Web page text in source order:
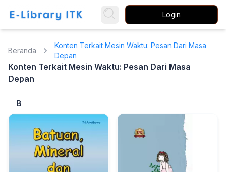
Login
Beranda
Konten Terkait Mesin Waktu: Pesan Dari Masa
Depan
Konten Terkait Mesin Waktu: Pesan Dari Masa
Depan
B